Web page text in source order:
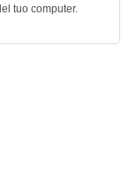
tuo computer.